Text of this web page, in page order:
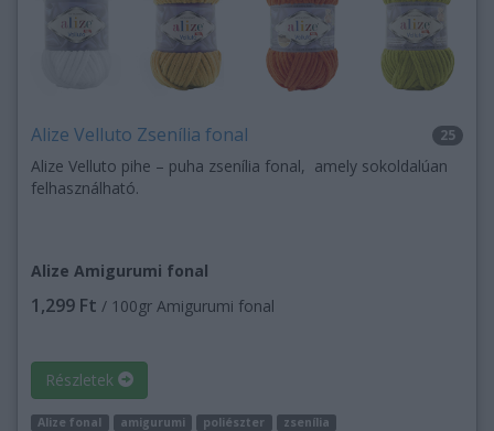
Alize Velluto Zsenília fonal 25
Alize Velluto pihe – puha zsenília fonal, amely sokoldalúan
felhasználható.
Alize Amigurumi fonal
1,299 Ft / 100gr Amigurumi fonal
Részletek
Alize fonal amigurumi poliészter zsenília